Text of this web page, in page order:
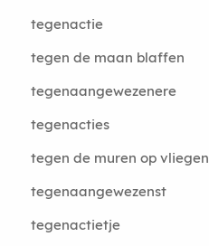
tegenactie
tegen de maan blaffen
tegenaangewezenere
tegenacties
tegen de muren op vliegen
tegenaangewezenst
tegenactietje